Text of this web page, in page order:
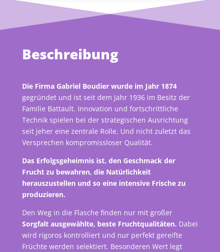
Beschreibung
Die FirmaGabriel Boudier wurde im Jahr 1874
gegründet und ist seit dem Jahr 1936 im Besitz der
Familie Battault. Innovation und fortschrittliche
Technik spielen bei der strategischen Ausrichtung
seit jeher eine zentrale Rolle. Und nicht zuletzt das
Versprechen kompromissloser Qualität.
Das Erfolgsgeheimnis ist, den Geschmack der
Frucht zu bewahren, die Natürlichkeit
herauszustellen und so eine intensive Frische zu
produzieren.
Den Weg in die Flasche finden nur mit großer
Sorgfalt ausgewählte, beste Fruchtqualitäten. Dabei
wird rigoros kontrolliert und nur perfekt gereifte
Früchte werden selektiert. Besonderen Wert legt